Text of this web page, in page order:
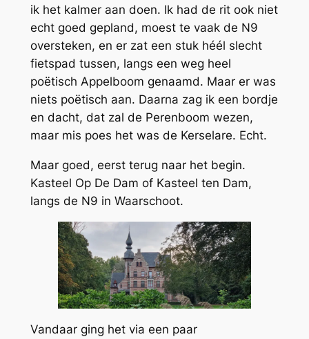
ik het kalmer aan doen. Ik had de rit ook niet
echt goed gepland, moest te vaak de N9
oversteken, en er zat een stuk héél slecht
fietspad tussen, langs een weg heel
poëtisch Appelboom genaamd. Maar er was
niets poëtisch aan. Daarna zag ik een bordje
en dacht, dat zal de Perenboom wezen,
maar mis poes het was de Kerselare. Echt.
Maar goed, eerst terug naar het begin.
Kasteel Op De Dam of Kasteel ten Dam,
langs de N9 in Waarschoot.
Vandaar ging het via een paar